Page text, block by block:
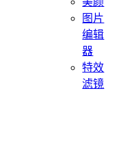
图片
编辑
器
特效
滤镜